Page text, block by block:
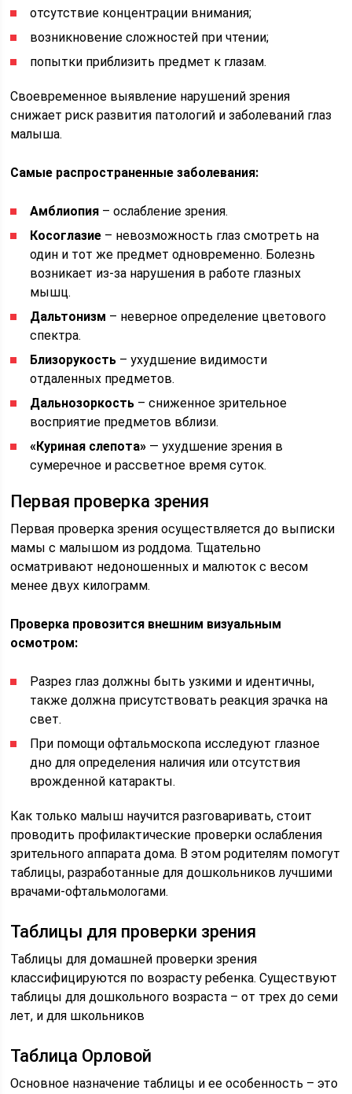
отсутствие концентрации внимания;
возникновение сложностей при чтении;
попытки приблизить предмет к глазам.
Своевременное выявление нарушений зрения
снижает риск развития патологий и заболеваний глаз
малыша.
Самые распространенные заболевания:
Амблиопия – ослабление зрения.
Косоглазие – невозможность глаз смотреть на
один и тот же предмет одновременно. Болезнь
возникает из-за нарушения в работе глазных
мышц.
Дальтонизм – неверное определение цветового
спектра.
Близорукость – ухудшение видимости
отдаленных предметов.
Дальнозоркость – сниженное зрительное
восприятие предметов вблизи.
«Куриная слепота» — ухудшение зрения в
сумеречное и рассветное время суток.
Первая проверка зрения
Первая проверка зрения осуществляется до выписки
мамы с малышом из роддома. Тщательно
осматривают недоношенных и малюток с весом
менее двух килограмм.
Проверка провозится внешним визуальным
осмотром:
Разрез глаз должны быть узкими и идентичны,
также должна присутствовать реакция зрачка на
свет.
При помощи офтальмоскопа исследуют глазное
дно для определения наличия или отсутствия
врожденной катаракты.
Как только малыш научится разговаривать, стоит
проводить профилактические проверки ослабления
зрительного аппарата дома. В этом родителям помогут
таблицы, разработанные для дошкольников лучшими
врачами-офтальмологами.
Таблицы для проверки зрения
Таблицы для домашней проверки зрения
классифицируются по возрасту ребенка. Существуют
таблицы для дошкольного возраста – от трех до семи
лет, и для школьников
Таблица Орловой
Основное назначение таблицы и ее особенность – это